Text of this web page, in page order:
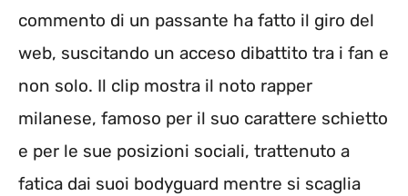
commento di un passante ha fatto il giro del
web, suscitando un acceso dibattito tra i fan e
non solo. Il clip mostra il noto rapper
milanese, famoso per il suo carattere schietto
e per le sue posizioni sociali, trattenuto a
fatica dai suoi bodyguard mentre si scaglia